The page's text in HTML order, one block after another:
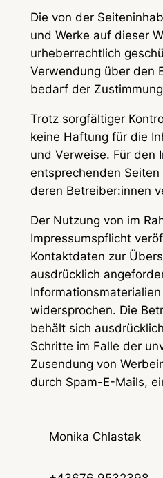
Die von der
und Werke auf dieser
urheberrechtlich
Verwendung über den
bedarf der
Trotz sorgfältiger
keine Haftung für die
und Verweise. Für den
entsprechenden
deren Betreiber:innen
Der Nutzung von im
Impressumspflicht
Kontaktdaten zur
ausdrücklich
widersprochen. Die
behält sich
Schritte im Falle der
Zusendung von
durch Spam-E-Mails,
Monika Chlastak